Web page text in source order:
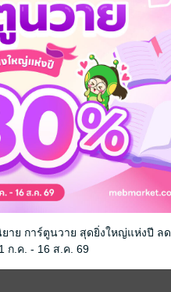
ยาย การ์ตูนวาย สุดยิ่งใหญ่แห่งปี ลด
ก.ค. - 16 ส.ค. 69